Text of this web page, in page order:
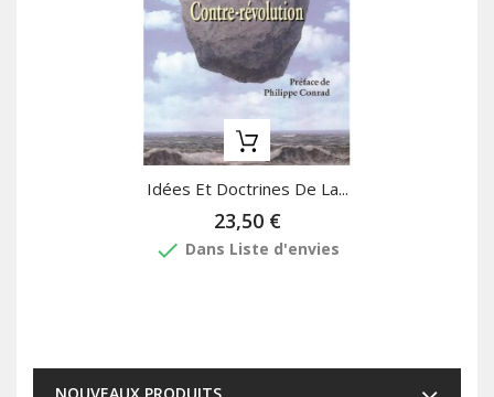
Idées Et Doctrines De La...
23,50 €
done Dans Liste d'envies